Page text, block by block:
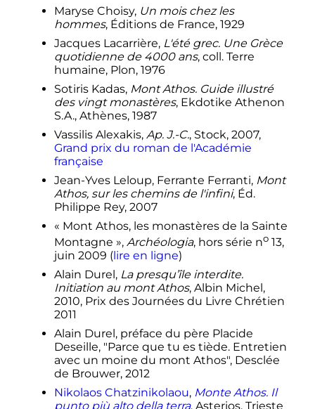
Maryse Choisy, Un mois chez les
hommes, Éditions de France, 1929
Jacques Lacarrière, L'été grec. Une Grèce
quotidienne de 4000 ans, coll. Terre
humaine, Plon, 1976
Sotiris Kadas, Mont Athos. Guide illustré
des vingt monastères, Ekdotike Athenon
S.A., Athènes, 1987
Vassilis Alexakis, Ap. J.-C., Stock, 2007,
Grand prix du roman de l'Académie
française
Jean-Yves Leloup, Ferrante Ferranti, Mont
Athos, sur les chemins de l'infini, Éd.
Philippe Rey, 2007
« Mont Athos, les monastères de la Sainte
Montagne », Archéologia, hors série no 13,
juin 2009 (lire en ligne)
Alain Durel, La presqu’île interdite.
Initiation au mont Athos, Albin Michel,
2010, Prix des Journées du Livre Chrétien
2011
Alain Durel, préface du père Placide
Deseille, "Parce que tu es tiède. Entretien
avec un moine du mont Athos", Desclée
de Brouwer, 2012
Nikolaos Chatzinikolaou, Monte Athos. Il
punto più alto della terra, Asterios, Trieste